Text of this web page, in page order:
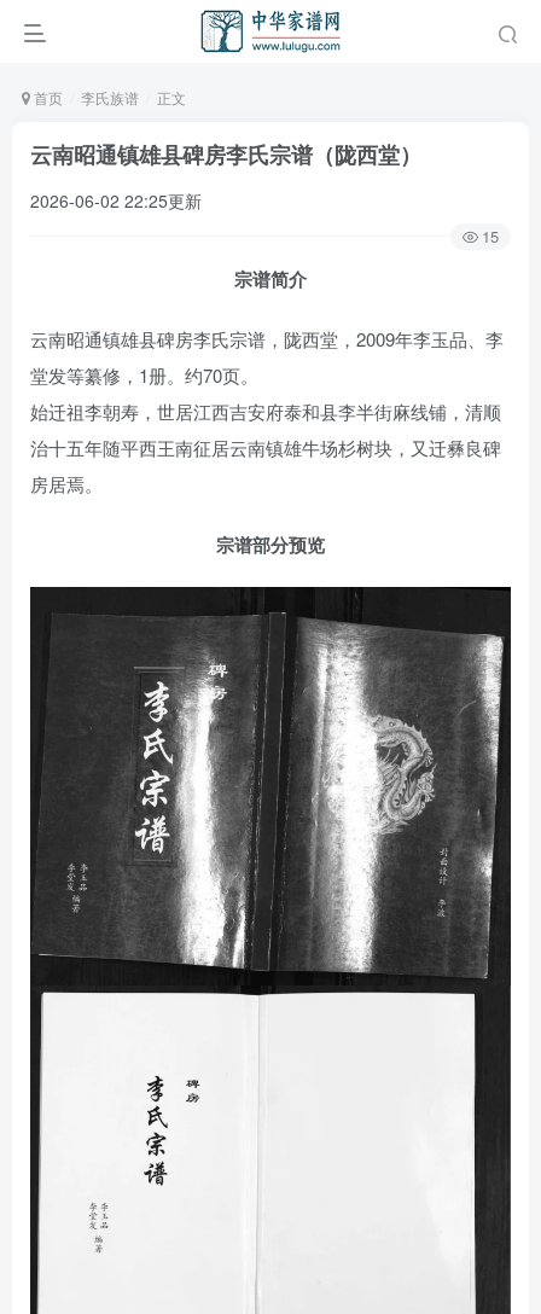
首页 李氏族谱 正文
云南昭通镇雄县碑房李氏宗谱（陇西堂）
2026-06-02 22:25更新
15
宗谱简介
云南昭通镇雄县碑房李氏宗谱，陇西堂，2009年李玉品、李
堂发等纂修，1册。约70页。
始迁祖李朝寿，世居江西吉安府泰和县李半街麻线铺，清顺
治十五年随平西王南征居云南镇雄牛场杉树块，又迁彝良碑
房居焉。
宗谱部分预览